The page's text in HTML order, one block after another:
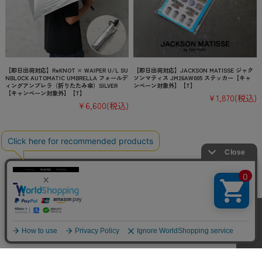
【即日出荷対応】ReKNOT × WAIPER U/L SU
NBLOCK AUTOMATIC UMBRELLA フォールデ
ィングアンブレラ（折りたたみ傘）SILVER
【キャンペーン対象外】【T】
¥6,600(税込)
【即日出荷対応】JACKSON MATISSE ジャク
ソンマティス JM26AW005 ステッカー【キャ
ンペーン対象外】【T】
¥1,870(税込)